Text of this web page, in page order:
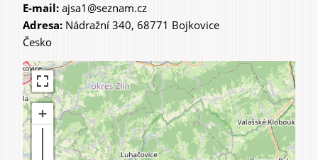
E-mail: ajsa1@seznam.cz
Adresa: Nádražní 340, 68771 Bojkovice
Česko